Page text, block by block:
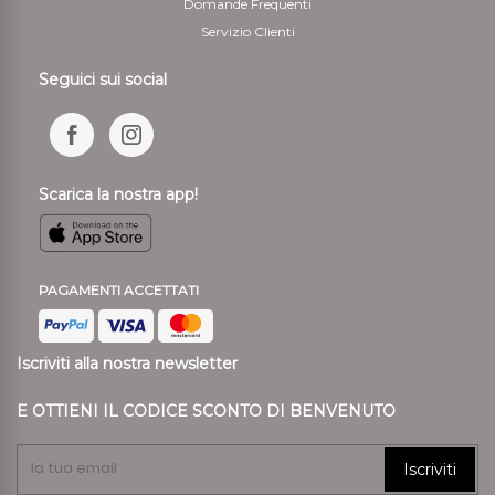
Domande Frequenti
Servizio Clienti
Seguici sui social
Scarica la nostra app!
PAGAMENTI ACCETTATI
Iscriviti alla nostra newsletter
E OTTIENI IL CODICE SCONTO DI BENVENUTO
Iscriviti